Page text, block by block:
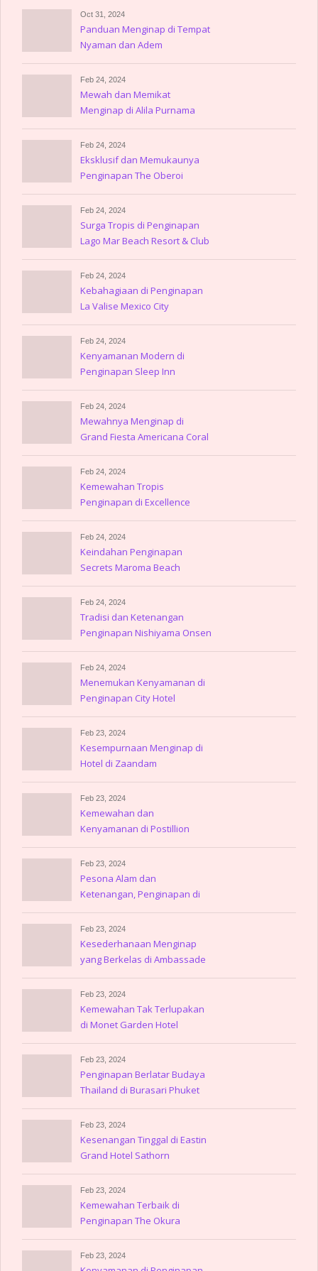
Oct 31, 2024
Panduan Menginap di Tempat
Nyaman dan Adem
Feb 24, 2024
Mewah dan Memikat
Menginap di Alila Purnama
Feb 24, 2024
Eksklusif dan Memukaunya
Penginapan The Oberoi
Lombok
Feb 24, 2024
Surga Tropis di Penginapan
Lago Mar Beach Resort & Club
Feb 24, 2024
Kebahagiaan di Penginapan
La Valise Mexico City
Feb 24, 2024
Kenyamanan Modern di
Penginapan Sleep Inn
Villahermosa
Feb 24, 2024
Mewahnya Menginap di
Grand Fiesta Americana Coral
Beach
Feb 24, 2024
Kemewahan Tropis
Penginapan di Excellence
Playa Mujeres
Feb 24, 2024
Keindahan Penginapan
Secrets Maroma Beach
Riviera Cancun
Feb 24, 2024
Tradisi dan Ketenangan
Penginapan Nishiyama Onsen
Keiunkan
Feb 24, 2024
Menemukan Kenyamanan di
Penginapan City Hotel
Amerika
Feb 23, 2024
Kesempurnaan Menginap di
Hotel di Zaandam
Feb 23, 2024
Kemewahan dan
Kenyamanan di Postillion
Hotel Amsterdam
Feb 23, 2024
Pesona Alam dan
Ketenangan, Penginapan di
Gulpen
Feb 23, 2024
Kesederhanaan Menginap
yang Berkelas di Ambassade
Hotel
Feb 23, 2024
Kemewahan Tak Terlupakan
di Monet Garden Hotel
Amsterdam
Feb 23, 2024
Penginapan Berlatar Budaya
Thailand di Burasari Phuket
Feb 23, 2024
Kesenangan Tinggal di Eastin
Grand Hotel Sathorn
Feb 23, 2024
Kemewahan Terbaik di
Penginapan The Okura
Prestige Bangkok
Feb 23, 2024